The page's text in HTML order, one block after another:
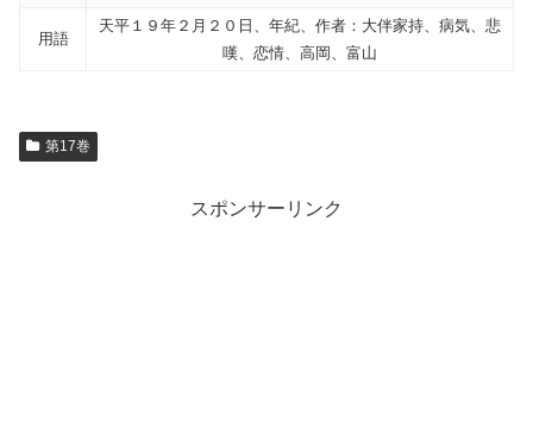
用語
天平１９年２月２０日、年紀、作者：大伴家持、病気、悲
嘆、恋情、高岡、富山
第17巻
スポンサーリンク